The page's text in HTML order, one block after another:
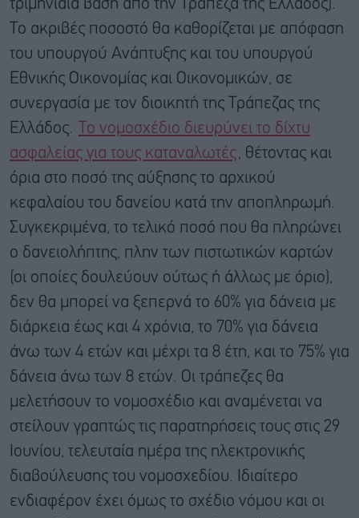
τριμηνιαία βάση από την Τράπεζα της Ελλάδος).
Το ακριβές ποσοστό θα καθορίζεται με απόφαση
του υπουργού Ανάπτυξης και του υπουργού
Εθνικής Οικονομίας και Οικονομικών, σε
συνεργασία με τον διοικητή της Τράπεζας της
Ελλάδος.
Το νομοσχέδιο διευρύνει το δίχτυ
ασφαλείας για τους καταναλωτές, θέτοντας και
όρια στο ποσό της αύξησης το αρχικού
κεφαλαίου του δανείου κατά την αποπληρωμή.
Συγκεκριμένα, το τελικό ποσό που θα πληρώνει
ο δανειολήπτης, πλην των πιστωτικών καρτών
(οι οποίες δουλεύουν ούτως ή άλλως με όριο),
δεν θα μπορεί να ξεπερνά το 60% για δάνεια με
διάρκεια έως και 4 χρόνια, το 70% για δάνεια
άνω των 4 ετών και μέχρι τα 8 έτη, και το 75% για
δάνεια άνω των 8 ετών. Οι τράπεζες θα
μελετήσουν το νομοσχέδιο και αναμένεται να
στείλουν γραπτώς τις παρατηρήσεις τους στις 29
Ιουνίου, τελευταία ημέρα της ηλεκτρονικής
διαβούλευσης του νομοσχεδίου. Ιδιαίτερο
ενδιαφέρον έχει όμως το σχέδιο νόμου και οι